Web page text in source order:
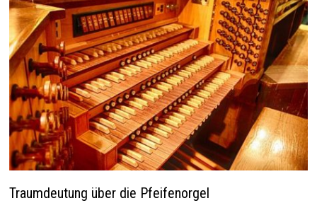
Traumdeutung über die Pfeifenorgel